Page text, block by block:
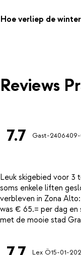
Hoe verliep de
Reviews
7.7 Gast-24064
Leuk skigebied voor 3
soms enkele liften
verbleven in Zona
was € 65.= per dag en
Lex Ö15-01-